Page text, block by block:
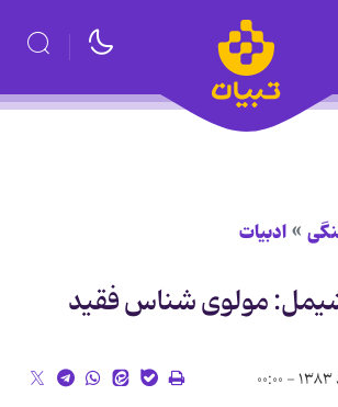
ادبیات
مولوی شناس فقید